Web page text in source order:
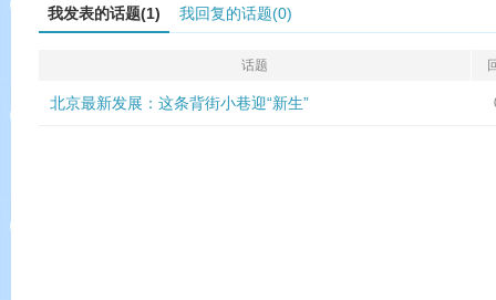
我发表的话题(1) 我回复的话题(0)
话题
北京最新发展：这条背街小巷迎“新生”